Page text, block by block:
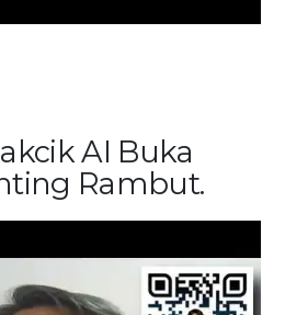
AI Buka
Rambut.